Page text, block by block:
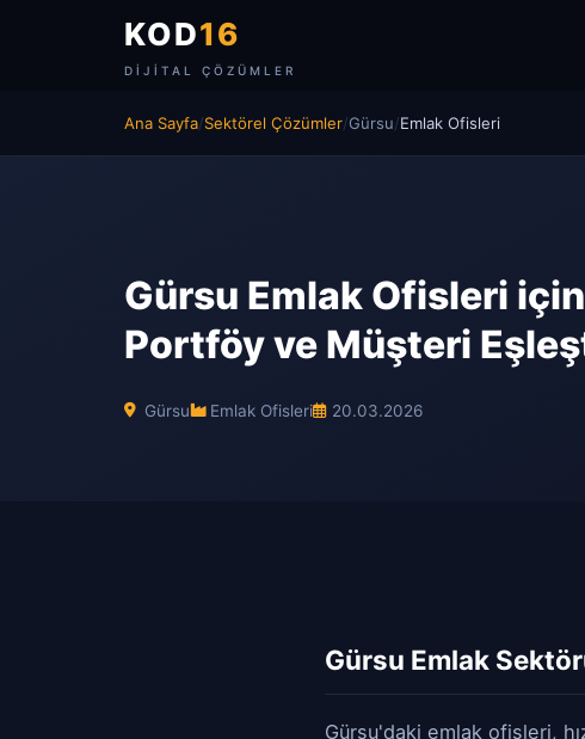
KOD16
DIJITAL ÇÖZÜMLER
Ana Sayfa/Sektörel Çözümler/Gürsu/Emlak Ofisleri
Gürsu Emlak Ofisleri
Portföy ve Müşteri
Gürsu Emlak Ofisleri 20.03.2026
Gürsu Emlak
Gürsu'daki emlak ofisleri,